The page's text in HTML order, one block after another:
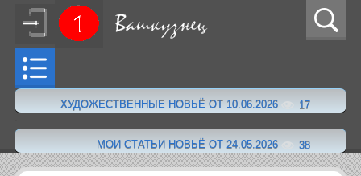
ХУДОЖЕСТВЕННЫЕ НОВЬЁ ОТ 10.06.2026 17
МОИ СТАТЬИ НОВЬЁ ОТ 24.05.2026 38